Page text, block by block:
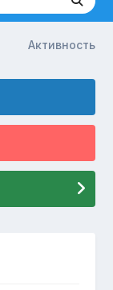
Активность